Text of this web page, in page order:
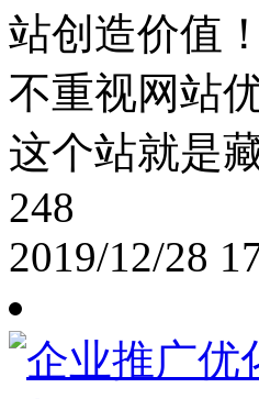
站创造价值
不重视网站
这个站就是
248
2019/12/28